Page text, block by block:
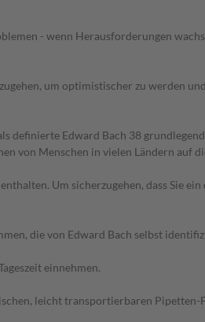
- wenn Herausforderungen
um optimistischer zu werden
Edward Bach 38
von Menschen in vielen Ländern auf
Um sicherzugehen, dass Sie
die von Edward Bach selbst
einnehmen.
leicht transportierbaren